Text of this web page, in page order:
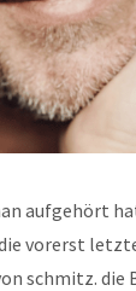
aufgehört
vorerst
schmitz. die